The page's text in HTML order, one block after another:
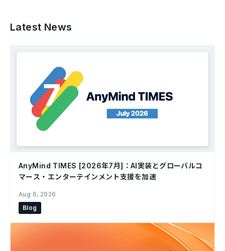
Latest News
AnyMind TIMES [2026年7月]：AI実装とグローバルコ
マース・エンターテインメント支援を加速
Aug 6, 2026
Blog